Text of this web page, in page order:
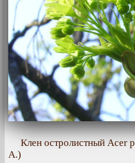
Клен остролистный Acer
А.)